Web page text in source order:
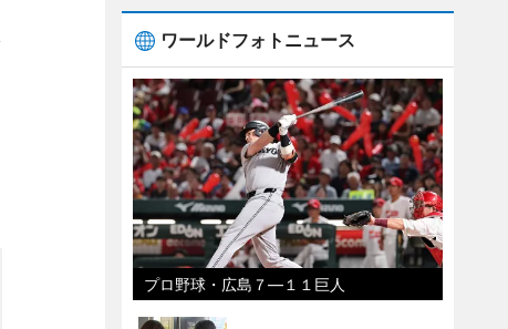
ワールドフォトニュース
プロ野球・広島７―１１巨人